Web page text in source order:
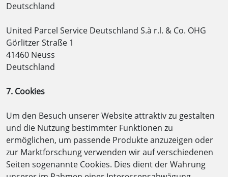
Deutschland
United Parcel Service Deutschland S.à r.l. & Co. OHG
Görlitzer Straße 1
41460 Neuss
Deutschland
7. Cookies
Um den Besuch unserer Website attraktiv zu gestalten
und die Nutzung bestimmter Funktionen zu
ermöglichen, um passende Produkte anzuzeigen oder
zur Marktforschung verwenden wir auf verschiedenen
Seiten sogenannte Cookies. Dies dient der Wahrung